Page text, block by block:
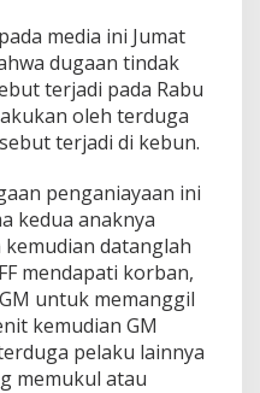
media ini Jumat
dugaan tindak
terjadi pada Rabu
oleh terduga
terjadi di kebun.
penganiayaan ini
kedua anaknya
datanglah
mendapati korban,
untuk memanggil
kemudian GM
pelaku lainnya
memukul atau